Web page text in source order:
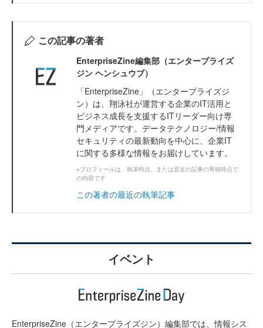
この記事の著者
EnterpriseZine編集部（エンタープライズ
ジン ヘンシュウブ）
「EnterpriseZine」（エンタープライズジ
ン）は、翔泳社が運営する企業のIT活用と
ビジネス成長を支援するITリーダー向け専
門メディアです。データテクノロジー/情報
セキュリティの最新動向を中心に、企業IT
に関する多様な情報をお届けしています。
※プロフィールは、執筆時点、または直近の記事の寄稿時点で
の内容です
この著者の最近の執筆記事
イベント
EnterpriseZine（エンタープライズジン）編集部では、情報シス